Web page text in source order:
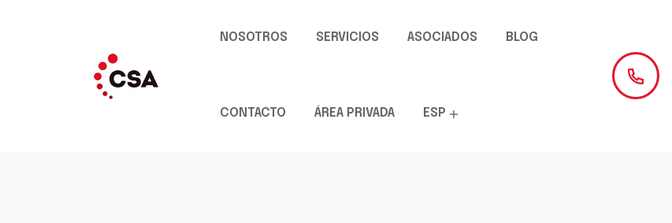
NOSOTROS SERVICIOS ASOCIADOS BLOG
CONTACTO ÁREA PRIVADA ESP